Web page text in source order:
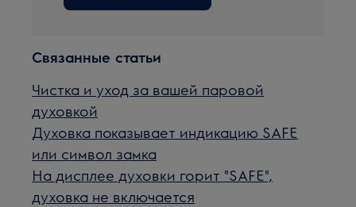
Связанные статьи
Чистка и уход за вашей паровой
духовкой
Духовка показывает индикацию SAFE
или символ замка
На дисплее духовки горит "SAFE",
духовка не включается